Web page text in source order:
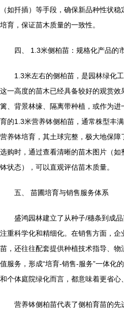
（如扦插）等手段，确保新品种性状
培育，保证苗木质量的一致性。
四、 1.3米侧柏苗：规格化产品的
1.3米左右的侧柏苗，是园林绿化
这一高度的苗木已经具备较好的观赏
篱、背景林缘、隔离带种植，或作为
育的1.3米营养钵侧柏苗，通常株型丰
营养钵培育，其土球完整，极大地保
选购时，通过查看清晰的苗木图片（
钵状态），可以直观评估苗木质量。
五、 苗圃培育与销售服务体系
盛鸿园林建立了从种子/穗条到成
注重科学化和精细化。在销售方面，
苗，还往往配套提供种植技术指导、
值服务，形成“培育-销售-服务”一体化
和个体庭院绿化而言，都意味着更省心
营养钵侧柏苗代表了侧柏育苗的